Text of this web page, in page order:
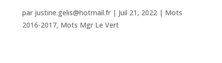
par justine.gelis@hotmail.fr| Juil 21, 2022| Mots
2016-2017, Mots Mgr Le Vert